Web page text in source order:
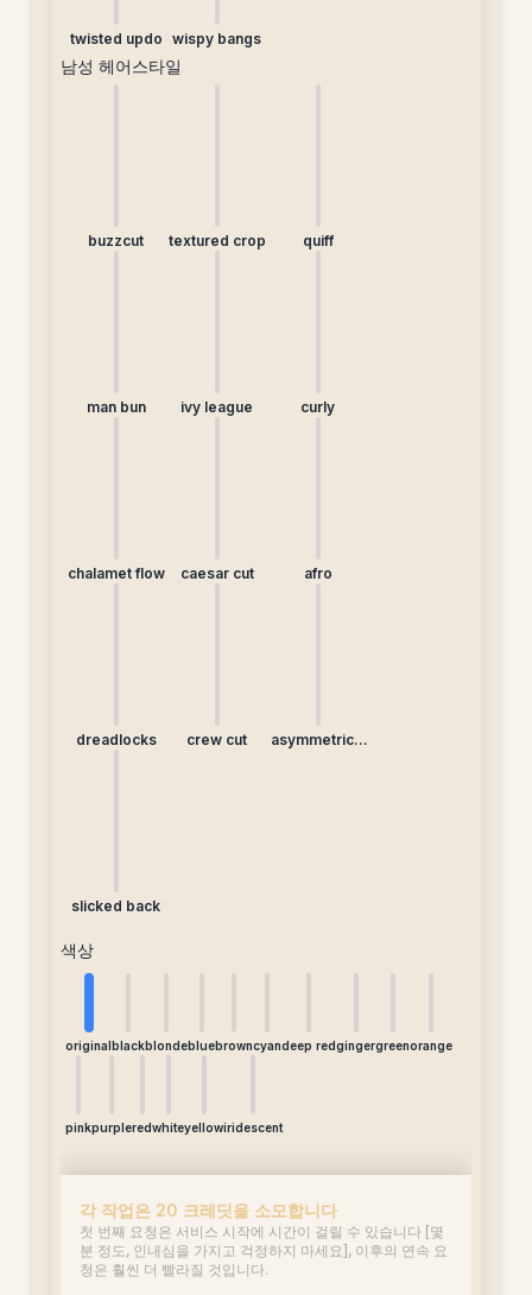
twisted updo wispy bangs
남성 헤어스타일
buzzcut textured crop quiff
man bun ivy league curly
chalamet flow caesar cut afro
dreadlocks crew cut
asymmetrical
slicked back
색상
originalblackblondebluebrowncyandeep redgingergreenorange
pinkpurpleredwhiteyellowiridescent
각 작업은 20 크레딧을 소모합니다
첫 번째 요청은 서비스 시작에 시간이 걸릴 수 있습니다 [몇
분 정도, 인내심을 가지고 걱정하지 마세요], 이후의 연속 요
청은 훨씬 더 빨라질 것입니다.